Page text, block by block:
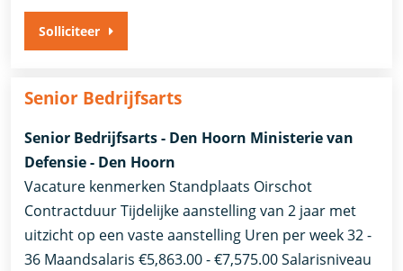
Solliciteer
Senior Bedrijfsarts
Senior Bedrijfsarts - Den Hoorn Ministerie van
Defensie - Den Hoorn
Vacature kenmerken Standplaats Oirschot
Contractduur Tijdelijke aanstelling van 2 jaar met
uitzicht op een vaste aanstelling Uren per week 32 -
36 Maandsalaris €5,863.00 - €7,575.00 Salarisniveau